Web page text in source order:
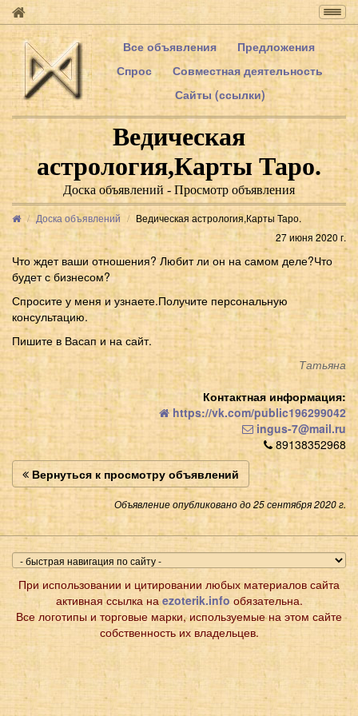
Все объявления
Предложения
Спрос
Совместная деятельность
Сайты (ссылки)
Ведическая
астрология,Карты Таро.
Доска объявлений - Просмотр объявления
Доска объявлений
Ведическая астрология,Карты Таро.
27 июня 2020 г.
Что ждет ваши отношения? Любит ли он на самом деле?Что
будет с бизнесом?
Спросите у меня и узнаете.Получите персональную
консультацию.
Пишите в Васап и на сайт.
Татьяна
Контактная информация:
https://vk.com/public196299042
ingus-7@mail.ru
89138352968
Вернуться к просмотру объявлений
Объявление опубликовано до 25 сентября 2020 г.
При использовании и цитировании любых материалов сайта
активная ссылка наezoterik.info обязательна.
Все логотипы и торговые марки, используемые на этом сайте
собственность их владельцев.